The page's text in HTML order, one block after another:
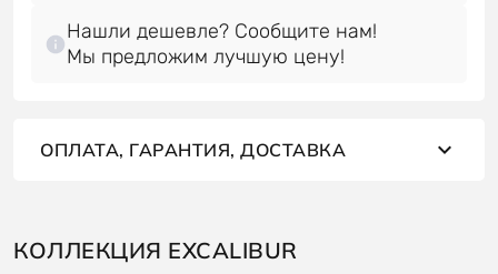
Нашли дешевле? Сообщите нам!
Мы предложим лучшую цену!
ОПЛАТА, ГАРАНТИЯ, ДОСТАВКА
КОЛЛЕКЦИЯ EXCALIBUR